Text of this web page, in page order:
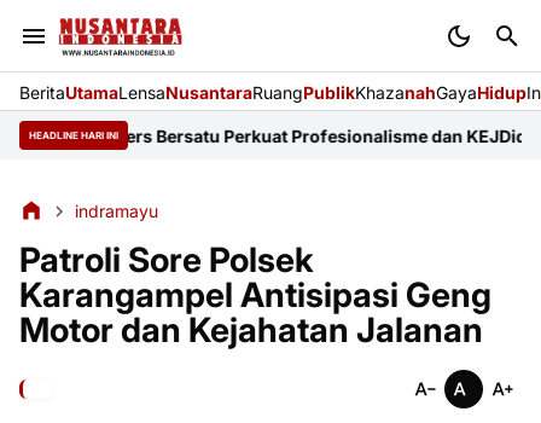
BeritaUtamaLensaNusantaraRuangPublikKhazanahGayaHidup
HEADLINE HARI INI
Pers Bersatu Perkuat Profesionalisme dan KEJDiduga
indramayu
Patroli Sore Polsek
Karangampel Antisipasi Geng
Motor dan Kejahatan Jalanan